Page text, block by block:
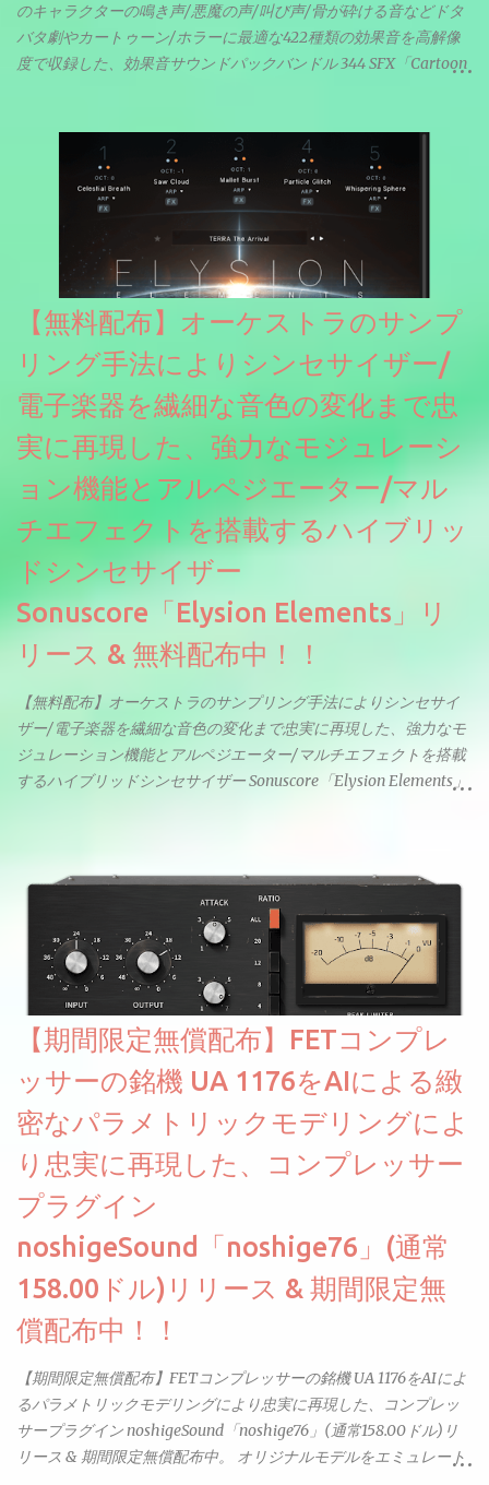
のキャラクターの鳴き声/悪魔の声/叫び声/骨が砕ける音などドタ
バタ劇やカートゥーン/ホラーに最適な422種類の効果音を高解像
度で収録した、効果音サウンドパックバンドル 344 SFX「Cartoon
【無料配布】オーケストラのサンプ
リング手法によりシンセサイザー/
電子楽器を繊細な音色の変化まで忠
実に再現した、強力なモジュレーシ
ョン機能とアルペジエーター/マル
チエフェクトを搭載するハイブリッ
ドシンセサイザー
Sonuscore「Elysion Elements」リ
リース & 無料配布中！！
【無料配布】オーケストラのサンプリング手法によりシンセサイ
ザー/電子楽器を繊細な音色の変化まで忠実に再現した、強力なモ
ジュレーション機能とアルペジエーター/マルチエフェクトを搭載
するハイブリッドシンセサイザー Sonuscore「Elysion Elements」
より音色が作りこまれているため、あらかじめアルペジオがプロ
グラムされているプリセットも多いですが、アルペジオを切るこ
とももちろんできます。 ほとんどのシンセライブラリは、音を一
度サンプリングしてベロシティで音量を調整します。 しかし、
ELYSIONは違います。ビンテージシンセを含む様々な音源から、
複数のベロシティレイヤーにわたって録音し、各レイヤーを整形
することで、弱く演奏した場合と強く演奏した場合で、全く異な
る音色が得られます。単に音量を変えただけの同じ音ではありま
せん。
【期間限定無償配布】FETコンプレ
ッサーの銘機 UA 1176をAIによる緻
密なパラメトリックモデリングによ
り忠実に再現した、コンプレッサー
プラグイン
noshigeSound「noshige76」(通常
158.00ドル)リリース & 期間限定無
償配布中！！
【期間限定無償配布】FETコンプレッサーの銘機 UA 1176をAIによ
るパラメトリックモデリングにより忠実に再現した、コンプレッ
サープラグイン noshigeSound「noshige76」(通常158.00ドル)リ
リース & 期間限定無償配布中。 オリジナルモデルをエミュレート